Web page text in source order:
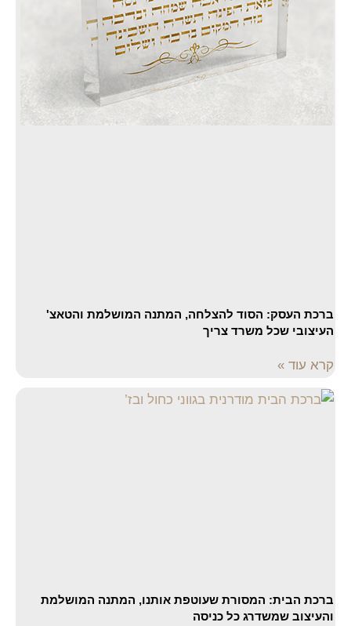
ברכת העסק: הסוד להצלחה, המתנה המושלמת והטאצ'
העיצובי שכל משרד צריך
קרא עוד »
ברכת הבית: המסורת שעוטפת אותנו, המתנה המושלמת
והעיצוב שמשדרג כל כניסה